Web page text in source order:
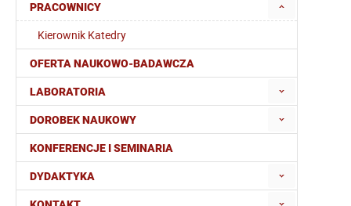
PRACOWNICY
Kierownik Katedry
OFERTA NAUKOWO-BADAWCZA
LABORATORIA
DOROBEK NAUKOWY
KONFERENCJE I SEMINARIA
DYDAKTYKA